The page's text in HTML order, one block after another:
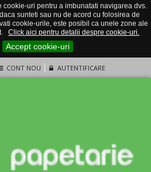
cookie-uri pentru a imbunatati navigarea dvs.
sunteti sau nu de acord cu folosirea de
cookie-urile, este posibil ca unele zone ale
Click aici pentru detalii despre cookie-uri.
Accept cookie-uri
CONT NOU AUTENTIFICARE